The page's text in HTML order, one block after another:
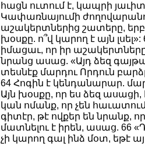
հացն ուտում է, կապրի
Կափառնայումի
աշակերտներից շատերը,
խօսքը. ո՞վ կարող է այն
իմացաւ, որ իր
նրանց ասաց. «Այդ ձեզ
տեսնէք մարդու Որդուն
64 Հոգին է կենդանարար.
Այն խօսքը, որ ես ձեզ ասացի,
կան ոմանք, որ չեն
գիտէր, թէ ովքեր են նրանք,
մատնելու է իրեն, ասաց. 66
չի կարող գալ ինձ մօտ, եթէ